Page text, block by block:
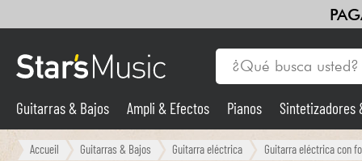
Guitarras & Bajos
Guitarras & Bajos Ampli & Efectos Pianos Sintetizadores
Accueil Guitarras & Bajos Guitarra eléctrica Guitarra eléctrica con